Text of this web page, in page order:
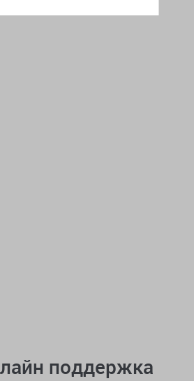
поддержка